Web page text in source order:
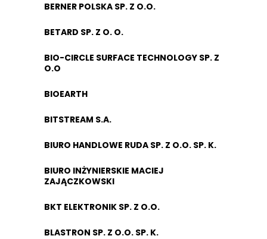
BERNER POLSKA SP. Z O.O.
BETARD SP. Z O. O.
BIO-CIRCLE SURFACE TECHNOLOGY SP. Z
O.O
BIOEARTH
BITSTREAM S.A.
BIURO HANDLOWE RUDA SP. Z O.O. SP. K.
BIURO INŻYNIERSKIE MACIEJ
ZAJĄCZKOWSKI
BKT ELEKTRONIK SP. Z O.O.
BLASTRON SP. Z O.O. SP. K.